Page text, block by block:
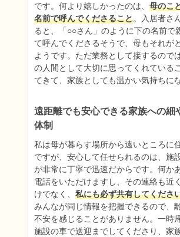
です。何より嬉しかったのは、 母のこ
名前で呼んでくださること。入居者さ
ると、「○○さん」のように下の名前で
て呼んでくださるそうで、母もそれが
ようです。ただ業務として接するので
の人間として大切に思ってくれている
てきて、家族としても温かい気持ちに
遠距離でも安心できる家族への細
体制
私は母が暮らす場所から遠いところに
ですが、安心して任せられるのは、施
が非常に丁寧で迅速だからです。何か
電話をいただけますし、その連絡も近
けでなく、 私にも必ず共有してくださ
みんなが同じ情報を把握できるので、
不安を感じることがありません。一時
施設の車で送迎までしてくださり、家